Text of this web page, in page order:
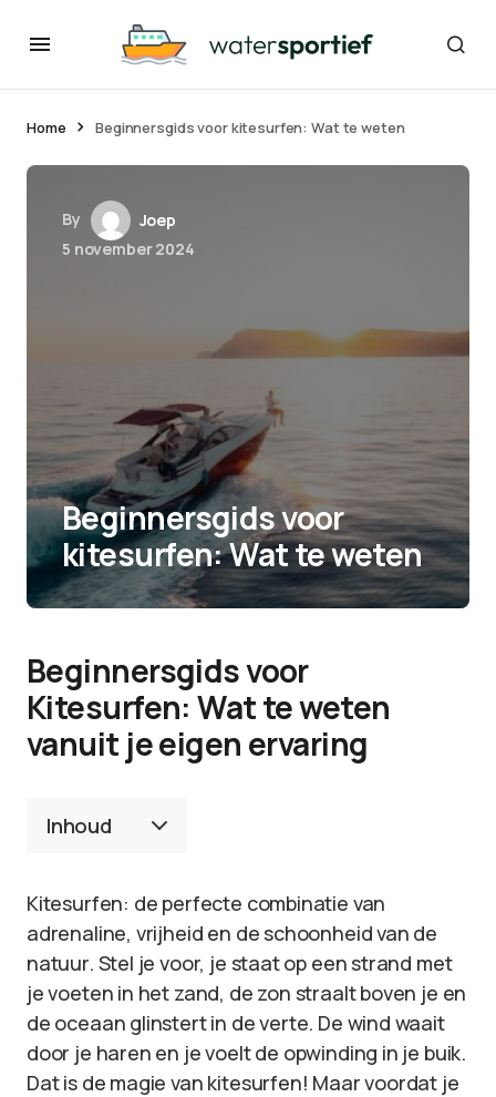
Home Beginnersgids voor kitesurfen: Wat te weten
By
Joep
5 november 2024
Beginnersgids voor
kitesurfen: Wat te weten
Beginnersgids voor
Kitesurfen: Wat te weten
vanuit je eigen ervaring
Inhoud
Kitesurfen: de perfecte combinatie van
adrenaline, vrijheid en de schoonheid van de
natuur. Stel je voor, je staat op een strand met
je voeten in het zand, de zon straalt boven je en
de oceaan glinstert in de verte. De wind waait
door je haren en je voelt de opwinding in je buik.
Dat is de magie van kitesurfen! Maar voordat je